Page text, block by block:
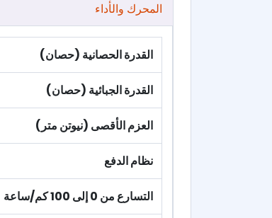
المحرك والأداء
القدرة الحصانية (حصان)
القدرة الجبائية (حصان)
العزم الأقصى (نيوتن متر)
نظام الدفع
التسارع من 0 إلى 100 كم/ساعة